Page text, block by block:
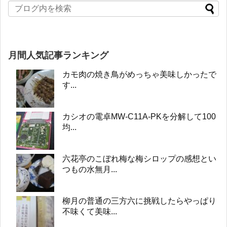
月間人気記事ランキング
カモ肉の焼き鳥がめっちゃ美味しかったで
す...
カシオの電卓MW-C11A-PKを分解して100
均...
六花亭のこぼれ梅な梅シロップの感想とい
つもの水無月...
柳月の普通の三方六に挑戦したらやっぱり
不味くて美味...